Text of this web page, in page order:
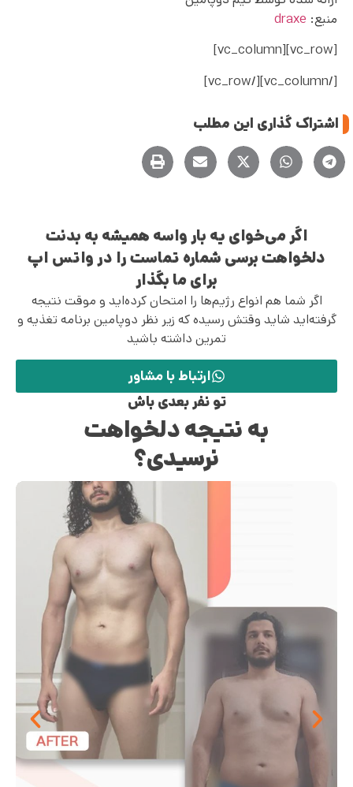
منبع: draxe
[vc_row][vc_column]
[/vc_column][/vc_row]
اشتراک گذاری این مطلب
اگر می‌خوای یه بار واسه همیشه به بدنت
دلخواهت برسی شماره تماست را در واتس اپ
برای ما بگذار
اگر شما هم انواع رژیم‌ها را امتحان کرده‌اید و موقت نتیجه
گرفته‌اید شاید وقتش رسیده که زیر نظر دوپامین برنامه تغذیه و
تمرین داشته باشید
ارتباط با مشاور
تو نفر بعدی باش
به نتیجه دلخواهت
نرسیدی؟